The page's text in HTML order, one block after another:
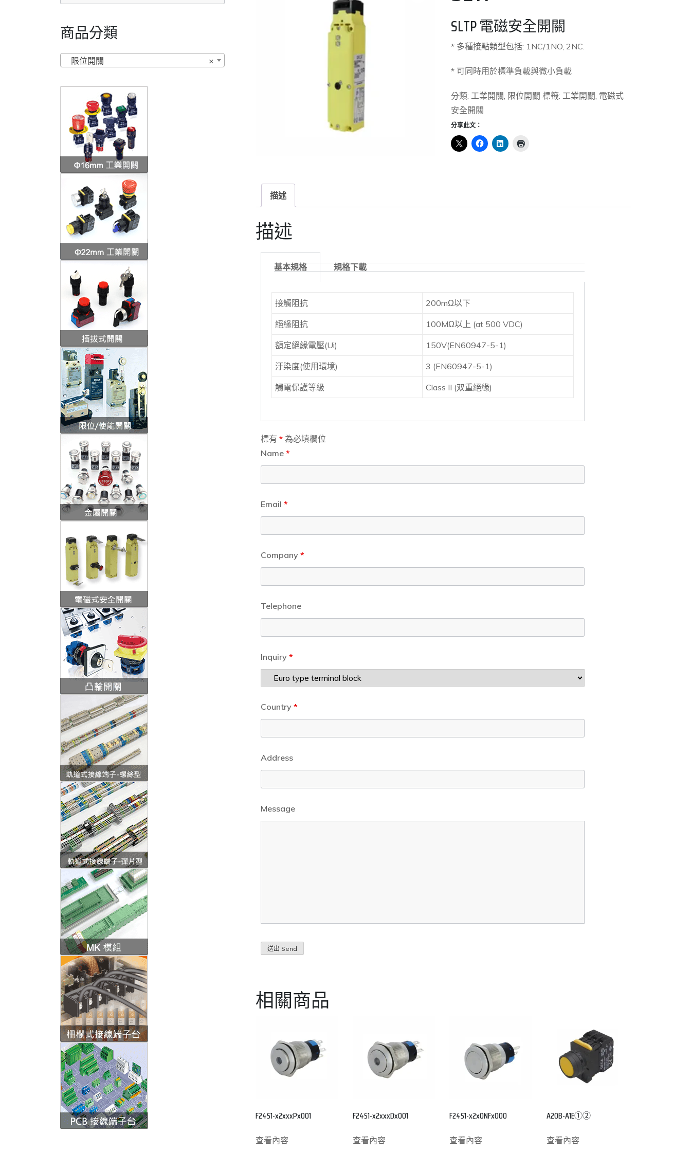
SLTP 電磁安全開關
* 多種接點類型包括: 1NC/1NO, 2NC.
* 可同時用於標準負載與微小負載
分類: 工業開關, 限位開關 標籤: 工業開關, 電磁式
安全開關
分享此文：
描述
描述
基本規格 規格下載
接觸阻抗 200mΩ以下
絕緣阻抗 100MΩ以上 (at 500 VDC)
額定絕緣電壓(Ui) 150V(EN60947-5-1)
汙染度(使用環境) 3 (EN60947-5-1)
觸電保護等級 Class II (双重絕緣)
標有 * 為必填欄位
Name *
Email *
Company *
Telephone
Inquiry *
Country *
Address
Message
相關商品
F24S1-x2xxxPx001
查看內容
F24S1-x2xxxDx001
查看內容
F24S1-x2x0NFx000
查看內容
A20B-A1E①②
查看內容
商品分類
×
限位開關